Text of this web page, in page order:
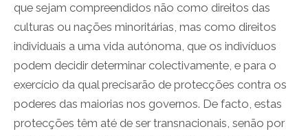
que sejam compreendidos não como direitos das
culturas ou nações minoritárias, mas como direitos
individuais a uma vida autónoma, que os indivíduos
podem decidir determinar colectivamente, e para o
exercício da qual precisarão de protecções contra os
poderes das maiorias nos governos. De facto, estas
protecções têm até de ser transnacionais, senão por